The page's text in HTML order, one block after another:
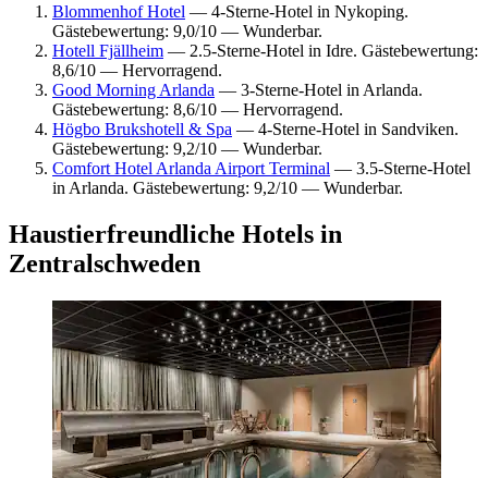
Blommenhof Hotel — 4-Sterne-Hotel in Nykoping.
Gästebewertung: 9,0/10 — Wunderbar.
Hotell Fjällheim — 2.5-Sterne-Hotel in Idre. Gästebewertung:
8,6/10 — Hervorragend.
Good Morning Arlanda — 3-Sterne-Hotel in Arlanda.
Gästebewertung: 8,6/10 — Hervorragend.
Högbo Brukshotell & Spa — 4-Sterne-Hotel in Sandviken.
Gästebewertung: 9,2/10 — Wunderbar.
Comfort Hotel Arlanda Airport Terminal — 3.5-Sterne-Hotel
in Arlanda. Gästebewertung: 9,2/10 — Wunderbar.
Haustierfreundliche Hotels in
Zentralschweden